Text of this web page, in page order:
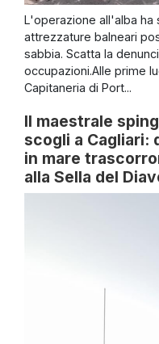
L'operazione all'alba ha
attrezzature balneari
sabbia. Scatta la
occupazioni.Alle prime
Capitaneria di Port...
Il maestrale
scogli a Cagliari:
in mare
alla Sella del